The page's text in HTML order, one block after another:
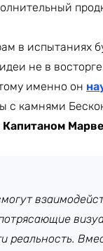
в испытаниях
не в
именно он
с камнями
Капитаном
реальность.